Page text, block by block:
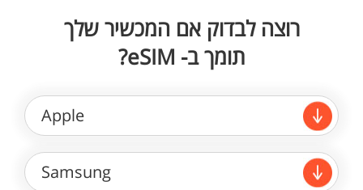
רוצה לבדוק אם המכשיר שלך
תומך ב- eSIM?
Apple
Samsung